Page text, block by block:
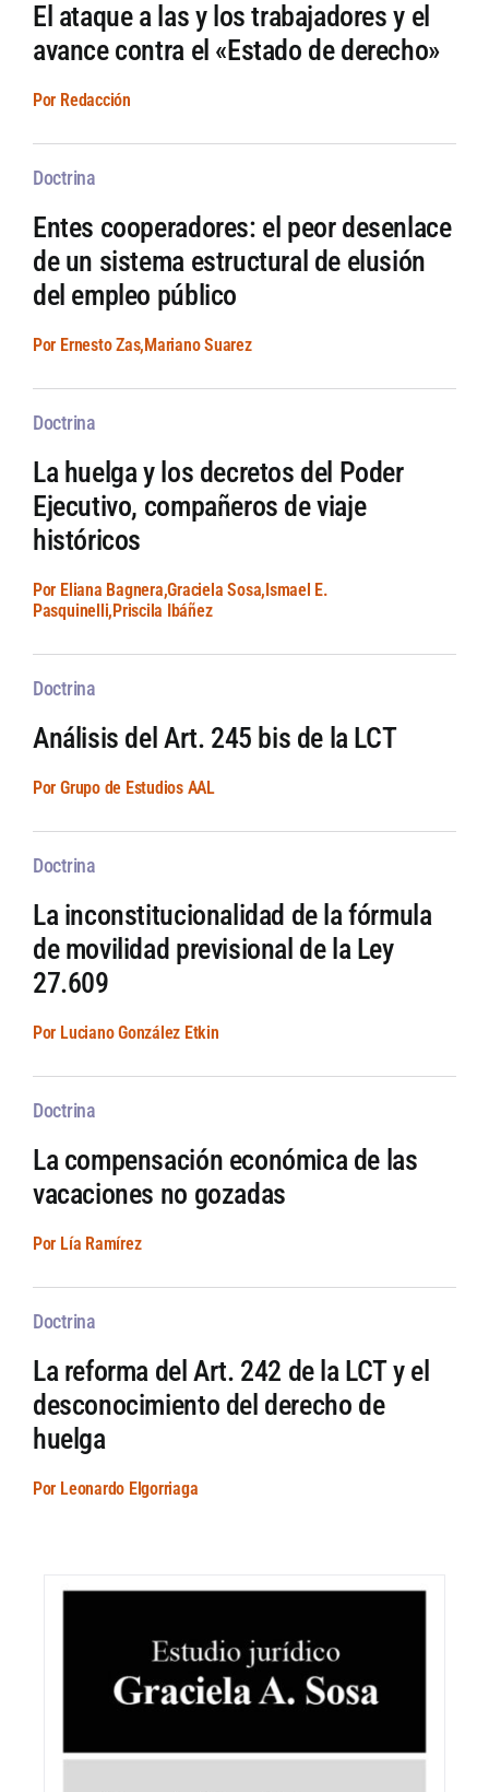
El ataque a las y los trabajadores y el
avance contra el «Estado de derecho»
Por Redacción
Doctrina
Entes cooperadores: el peor desenlace
de un sistema estructural de elusión
del empleo público
Por Ernesto Zas,Mariano Suarez
Doctrina
La huelga y los decretos del Poder
Ejecutivo, compañeros de viaje
históricos
Por Eliana Bagnera,Graciela Sosa,Ismael E.
Pasquinelli,Priscila Ibáñez
Doctrina
Análisis del Art. 245 bis de la LCT
Por Grupo de Estudios AAL
Doctrina
La inconstitucionalidad de la fórmula
de movilidad previsional de la Ley
27.609
Por Luciano González Etkin
Doctrina
La compensación económica de las
vacaciones no gozadas
Por Lía Ramírez
Doctrina
La reforma del Art. 242 de la LCT y el
desconocimiento del derecho de
huelga
Por Leonardo Elgorriaga